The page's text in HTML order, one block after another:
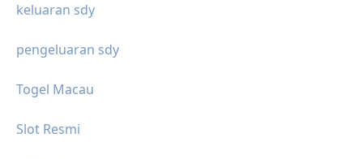
keluaran sdy
pengeluaran sdy
Togel Macau
Slot Resmi